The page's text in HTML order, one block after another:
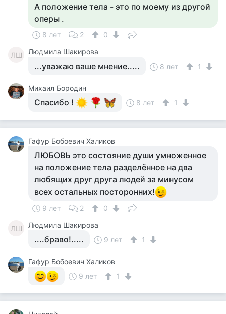
А положение тела - это по моему из другой
оперы .
8 лет 2 0
ЛШ Людмила Шакирова
...уважаю ваше мнение..... 8 лет 1
Михаил Бородин
Спасибо ! 8 лет 1
Гафур Бобоевич Халиков
ЛЮБОВЬ это состояние души умноженное
на положение тела разделённое на два
любящих друг друга людей за минусом
всех остальных посторонних!
9 лет 2 0
ЛШ Людмила Шакирова
....браво!..... 9 лет 1
Гафур Бобоевич Халиков
9 лет
1